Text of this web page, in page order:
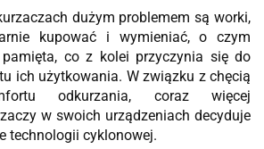
dużym problemem są worki,
kupować i wymieniać, o czym
co z kolei przyczynia się do
ich użytkowania. W związku z chęcią
odkurzania, coraz więcej
w swoich urządzeniach decyduje
technologii cyklonowej.